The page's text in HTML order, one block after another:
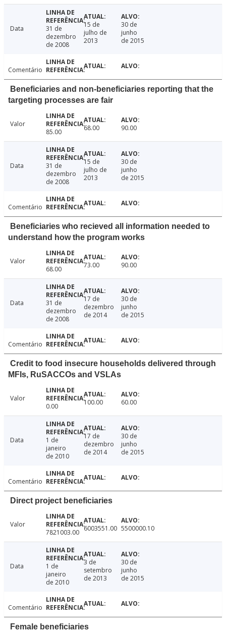
Data
31 de
dezembro
de 2008
15 de
julho de
2013
30 de
junho
de 2015
Comentário
Beneficiaries and non-beneficiaries reporting that the
targeting processes are fair
Valor
85.00
68.00 90.00
Data
31 de
dezembro
de 2008
15 de
julho de
2013
30 de
junho
de 2015
Comentário
Beneficiaries who recieved all information needed to
understand how the program works
Valor
68.00
73.00 90.00
Data
31 de
dezembro
de 2008
17 de
dezembro
de 2014
30 de
junho
de 2015
Comentário
Credit to food insecure households delivered through
MFIs, RuSACCOs and VSLAs
Valor
0.00
100.00 60.00
Data
1 de
janeiro
de 2010
17 de
dezembro
de 2014
30 de
junho
de 2015
Comentário
Direct project beneficiaries
Valor
7821003.00 6003551.00 5500000.10
Data
1 de
janeiro
de 2010
3 de
setembro
de 2013
30 de
junho
de 2015
Comentário
Female beneficiaries